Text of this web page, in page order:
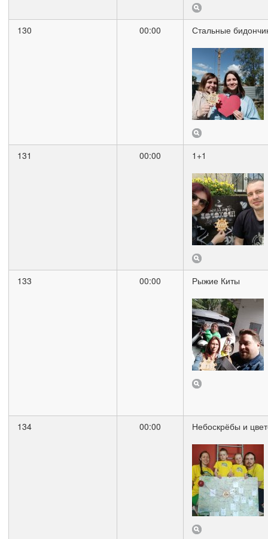
130 00:00 Стальные
131 00:00 1+1
133 00:00 Рыжие Киты
134 00:00 Небоскрёбы и